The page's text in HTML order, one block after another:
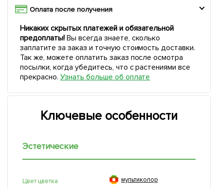
Оплата после получения
Никаких скрытых платежей и обязательной
предоплаты!Вы всегда знаете, сколько
заплатите за заказ и точную стоимость доставки.
Так же, можете оплатить заказ после осмотра
посылки, когда убедитесь, что с растениями все
прекрасно. Узнать больше об оплате
Ключевые особенности
Эстетические
Цвет цветка  мультиколор